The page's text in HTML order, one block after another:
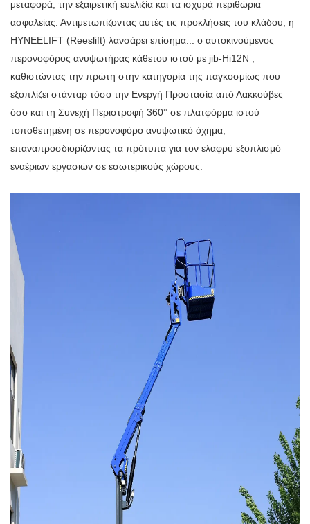
μεταφορά, την εξαιρετική ευελιξία και τα ισχυρά περιθώρια
ασφαλείας. Αντιμετωπίζοντας αυτές τις προκλήσεις του κλάδου, η
HYNEELIFT (Reeslift) λανσάρει επίσημα... ο αυτοκινούμενος
περονοφόρος ανυψωτήρας κάθετου ιστού με jib-Hi12N ,
καθιστώντας την πρώτη στην κατηγορία της παγκοσμίως που
εξοπλίζει στάνταρ τόσο την Ενεργή Προστασία από Λακκούβες
όσο και τη Συνεχή Περιστροφή 360° σε πλατφόρμα ιστού
τοποθετημένη σε περονοφόρο ανυψωτικό όχημα,
επαναπροσδιορίζοντας τα πρότυπα για τον ελαφρύ εξοπλισμό
εναέριων εργασιών σε εσωτερικούς χώρους.